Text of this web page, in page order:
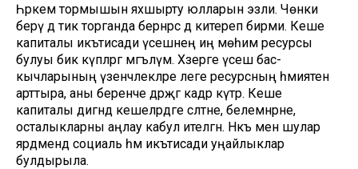
Һәркем тормышын яхшырту юлларын эзли. Чөнки
берәү дә тик торганда бернәрсә дә китереп бирми. Кеше
капиталы икътисади үсешнең иң мөһим ресурсы
булуы бик күпләргә мәгълүм. Хәзерге үсеш бас­
кычларының үзенчәлекләре әлеге ресурсның әһәмиятен
арттыра, аны беренче дәрәҗәгә кадәр күтәрә. Кеше
капиталы дигәндә кешеләрдәге сәләтне, белемнәрне,
осталык­ларны аңлау кабул ителгән. Нәкъ менә шулар
ярдәмендә социаль һәм икътисади уңайлыклар
булдырыла.